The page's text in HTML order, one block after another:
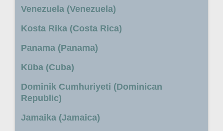
Venezuela (Venezuela)
Kosta Rika (Costa Rica)
Panama (Panama)
Küba (Cuba)
Dominik Cumhuriyeti (Dominican
Republic)
Jamaika (Jamaica)